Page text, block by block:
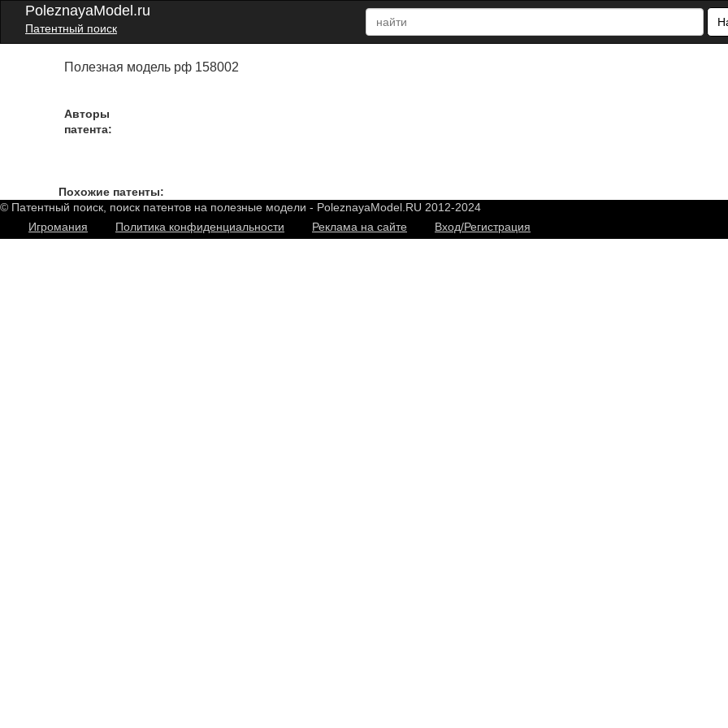
PoleznayaModel.ru
Патентный поиск
Полезная модель рф 158002
Авторы
патента:
Похожие патенты:
© Патентный поиск, поиск патентов на полезные модели - PoleznayaModel.RU 2012-2024
Игромания
Политика конфиденциальности Реклама на сайте Вход/Регистрация